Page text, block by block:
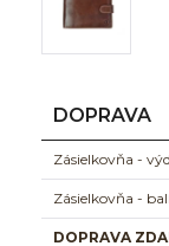
DOPRAVA
Zásielkovňa -
Zásielkovňa -
DOPRAVA